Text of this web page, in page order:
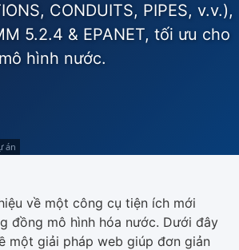
CONDUITS, PIPES, v.v.),
5.2.4 & EPANET, tối ưu cho
hình nước.
án
về một công cụ tiện ích mới
đồng mô hình hóa nước. Dưới đây
một giải pháp web giúp đơn giản